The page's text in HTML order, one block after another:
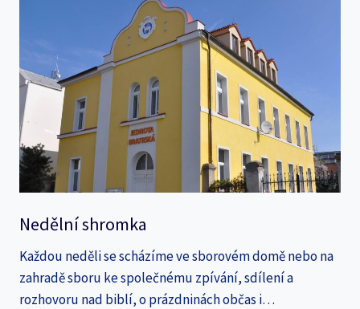
Nedělní shromka
Každou neděli se scházíme ve sborovém domě nebo na
zahradě sboru ke společnému zpívání, sdílení a
rozhovoru nad biblí, o prázdninách občas i…